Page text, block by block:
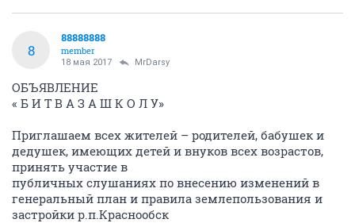
8
88888888
member
18 мая 2017 MrDarsy
ОБЪЯВЛЕНИЕ
« Б И Т В А З А Ш К О Л У»
Приглашаем всех жителей – родителей, бабушек и
дедушек, имеющих детей и внуков всех возрастов,
принять участие в
публичных слушаниях по внесению изменений в
генеральный план и правила землепользования и
застройки р.п.Краснообск